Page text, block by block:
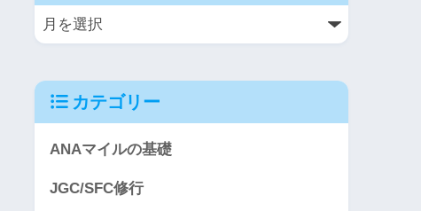
カテゴリー
ANAマイルの基礎
JGC/SFC修行